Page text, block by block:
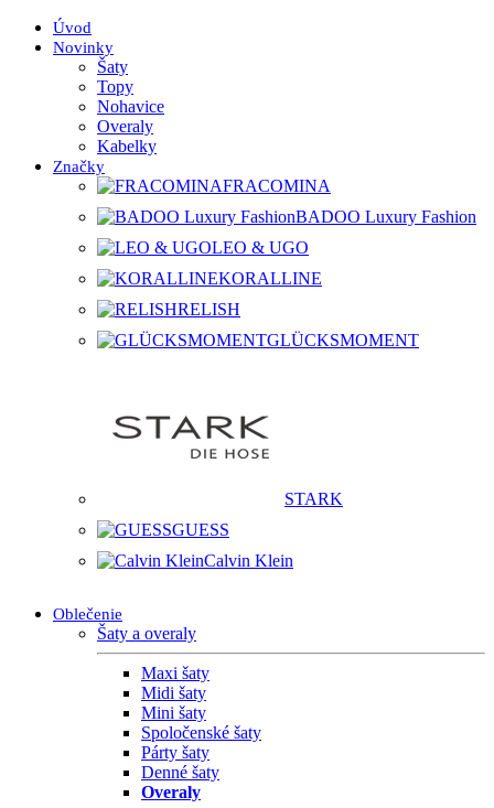
Úvod
Novinky
Šaty
Topy
Nohavice
Overaly
Kabelky
Značky
FRACOMINA
BADOO Luxury Fashion
LEO & UGO
KORALLINE
RELISH
GLÜCKSMOMENT
STARK
GUESS
Calvin Klein
Oblečenie
Šaty a overaly
Maxi šaty
Midi šaty
Mini šaty
Spoločenské šaty
Párty šaty
Denné šaty
Overaly